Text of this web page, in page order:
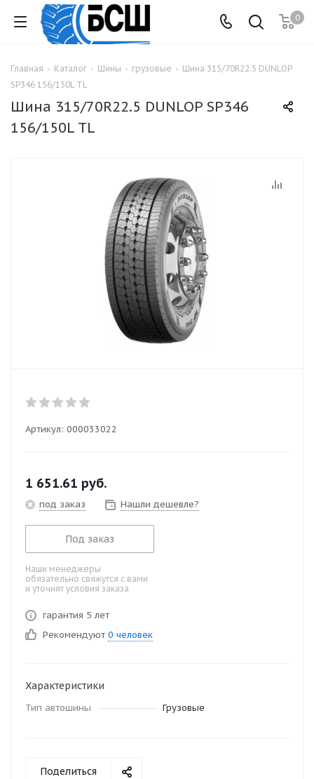
0
Главная - Каталог - Шины - грузовые - Шина 315/70R22.5 DUNLOP
SP346 156/150L TL
Шина 315/70R22.5 DUNLOP SP346
156/150L TL
Артикул: 000033022
1 651.61 руб.
под заказ Нашли дешевле?
Под заказ
Наши менеджеры
обязательно свяжутся с вами
и уточнят условия заказа
гарантия 5 лет
Рекомендуют 0 человек
Характеристики
Тип автошины Грузовые
Поделиться